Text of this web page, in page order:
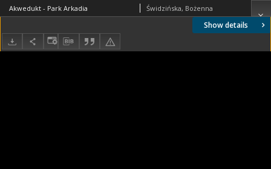
Show details
Akwedukt - Park Arkadia Świdzińska, Bożenna